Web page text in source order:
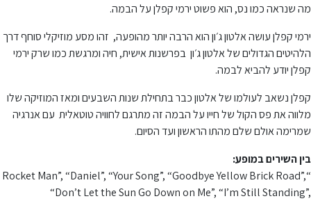
מה שנראה כמו נס, הוא פשוט ירמי קפלן על הבמה.
ירמי קפלן עושה אלטון ג׳ון הוא הרבה יותר מהופעה, זהו מסע מוזיקלי סוחף דרך
הלהיטים הגדולים של אלטון ג׳ון בפרשנות אישית, חיה ומרגשת כמו שרק ירמי
קפלן יודע להביא לבמה.
קפלן נשאב לעולמו של אלטון כבר בתחילת שנות השבעים ומאז המוזיקה שלו
מלווה את פס הקול של חייו על הבמה זה מתרגם לחוויה טוטאלית עם אנרגיה
שמרימה אולם שלם מהתו הראשון ועד הסיום.
בין השירים במופע:
“Rocket Man”, “Daniel”, “Your Song”, “Goodbye Yellow Brick Road”,
“Don’t Let the Sun Go Down on Me”, “I’m Still Standing”,